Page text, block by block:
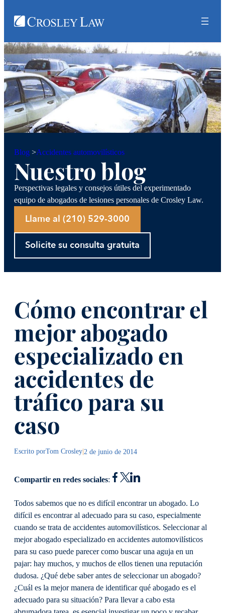
Blog >Accidentes automovilísticos
Nuestro blog
Perspectivas legales y consejos útiles del experimentado
equipo de abogados de lesiones personales de Crosley Law.
Llame al (210) 529-3000
Solicite su consulta gratuita
Cómo encontrar el
mejor abogado
especializado en
accidentes de
tráfico para su
caso
Escrito porTom Crosley|2 de junio de 2014
Compartir en redes sociales:
Todos sabemos que no es difícil encontrar un abogado. Lo
difícil es encontrar al adecuado para su caso, especialmente
cuando se trata de accidentes automovilísticos. Seleccionar al
mejor abogado especializado en accidentes automovilísticos
para su caso puede parecer como buscar una aguja en un
pajar: hay muchos, y muchos de ellos tienen una reputación
dudosa. ¿Qué debe saber antes de seleccionar un abogado?
¿Cuál es la mejor manera de identificar qué abogado es el
adecuado para su situación? Para llevar a cabo esta